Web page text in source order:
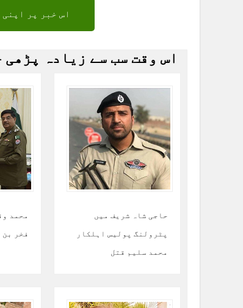
اس خبر پر
اس وقت سب سے زیادہ
محمد
فخر بن
حاجی شاہ شریف میں
پٹرولنگ پولیس اہلکار
محمد سلیم قتل